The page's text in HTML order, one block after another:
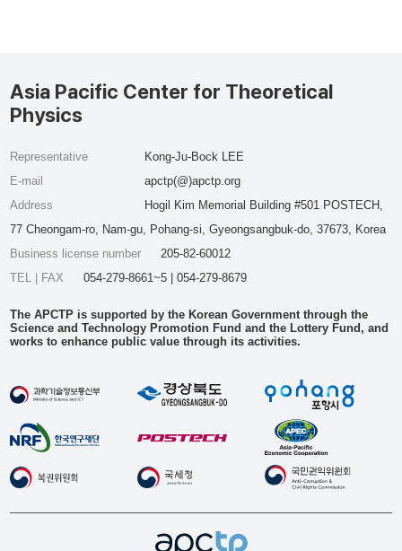
Asia Pacific Center for Theoretical
Physics
Representative
Kong-Ju-Bock LEE
E-mail
apctp(@)apctp.org
Address
Hogil Kim Memorial Building #501 POSTECH,
77 Cheongam-ro, Nam-gu, Pohang-si, Gyeongsangbuk-do, 37673, Korea
Business license number
205-82-60012
TEL | FAX
054-279-8661~5 | 054-279-8679
The APCTP is supported by the Korean Government through the
Science and Technology Promotion Fund and the Lottery Fund, and
works to enhance public value through its activities.